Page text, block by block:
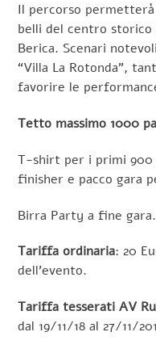
Il percorso
belli del centro storico
Berica. Scenari
“Villa La Rotonda”,
favorire le
Tetto massimo 1000
T-shirt per i primi
finisher e pacco gara
Birra Party a fine
Tariffa ordinaria: 20
dell’evento.
Tariffa tesserati AV
dal 19/11/18 al 27/11/